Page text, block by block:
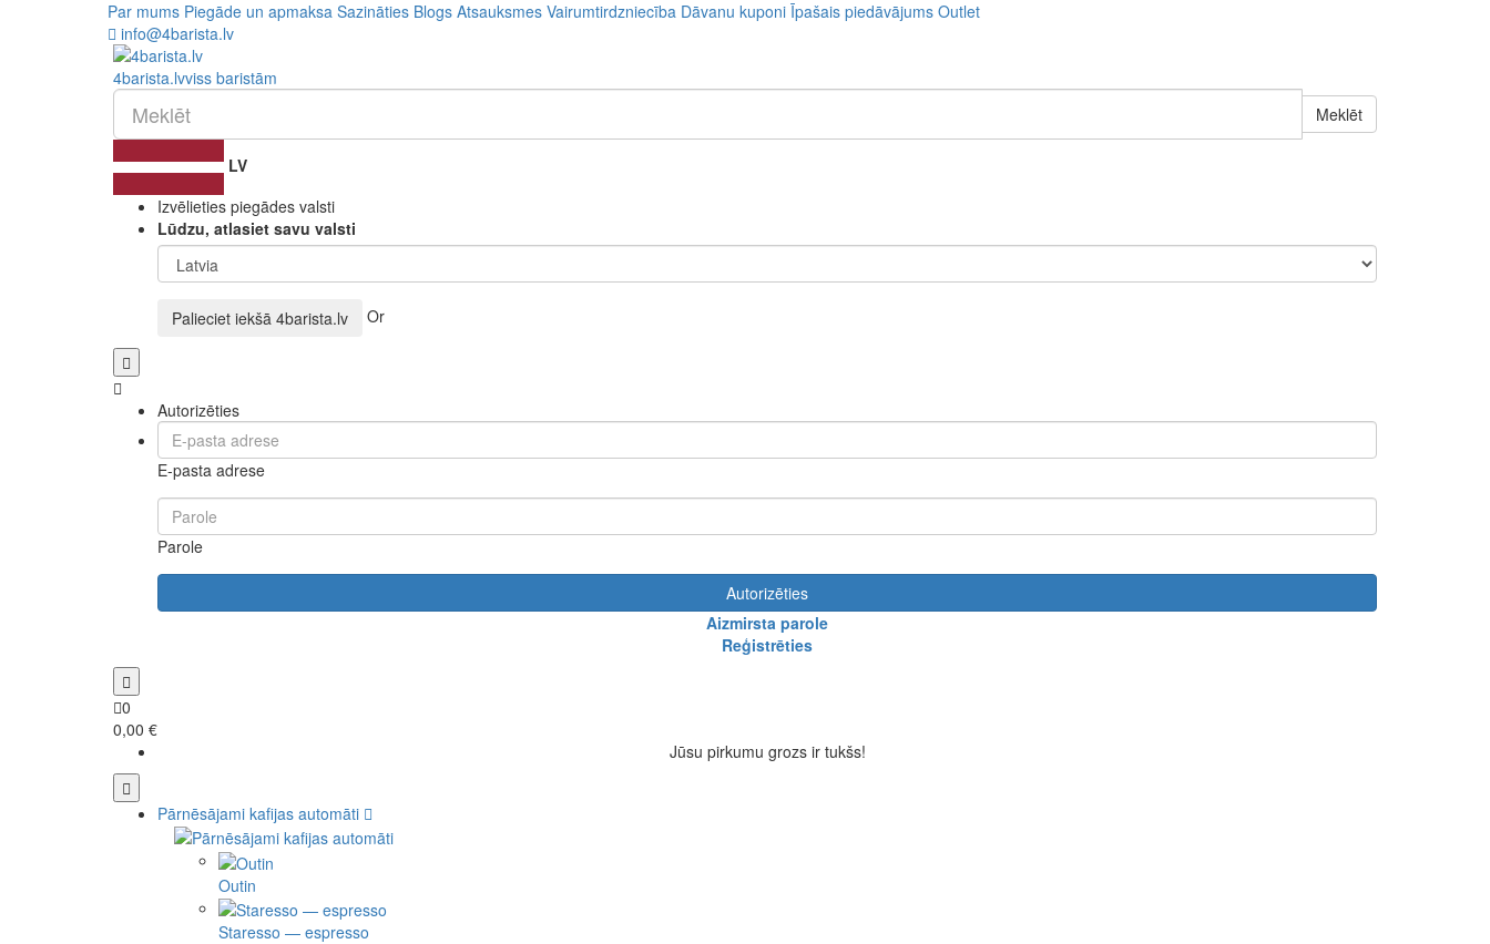
Par mums Piegāde un apmaksa Sazināties Blogs Atsauksmes Vairumtirdzniecība Dāvanu kuponi Īpašais piedāvājums Outlet
info@4barista.lv
4barista.lvviss baristām
Meklēt
LV
Izvēlieties piegādes valsti
Lūdzu, atlasiet savu valsti
Palieciet iekšā 4barista.lv Or
Autorizēties
E-pasta adrese
Parole
Autorizēties
Aizmirsta parole
Reģistrēties
0
0,00 €
Jūsu pirkumu grozs ir tukšs!
Pārnēsājami kafijas automāti
Outin
Staresso — espresso